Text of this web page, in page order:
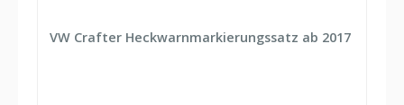
VW Crafter Heckwarnmarkierungssatz ab 2017